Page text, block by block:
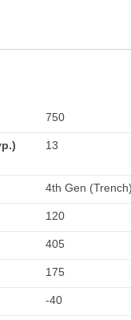
750
13
4th Gen (Trench)
120
405
175
-40